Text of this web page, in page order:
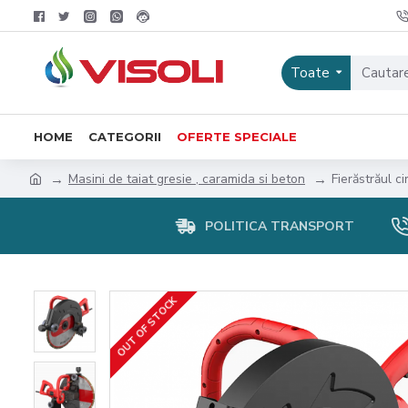
Toate
HOME CATEGORII OFERTE SPECIALE
Masini de taiat gresie , caramida si beton Fierăstrăul
POLITICA TRANSPORT
OUT OF STOCK